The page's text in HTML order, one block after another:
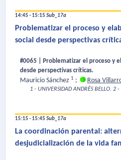
14:45 - 15:15 Sub_17a
Problematizar el proceso y
social desde perspectivas
#0065 | Problematizar el proceso y
desde perspectivas críticas.
Mauricio Sánchez 1 ; Rosa
1 - UNIVERSIDAD ANDRÉS BELLO. 2 -
15:15 - 15:45 Sub_17a
La coordinación parental:
desjudicialización de la vida